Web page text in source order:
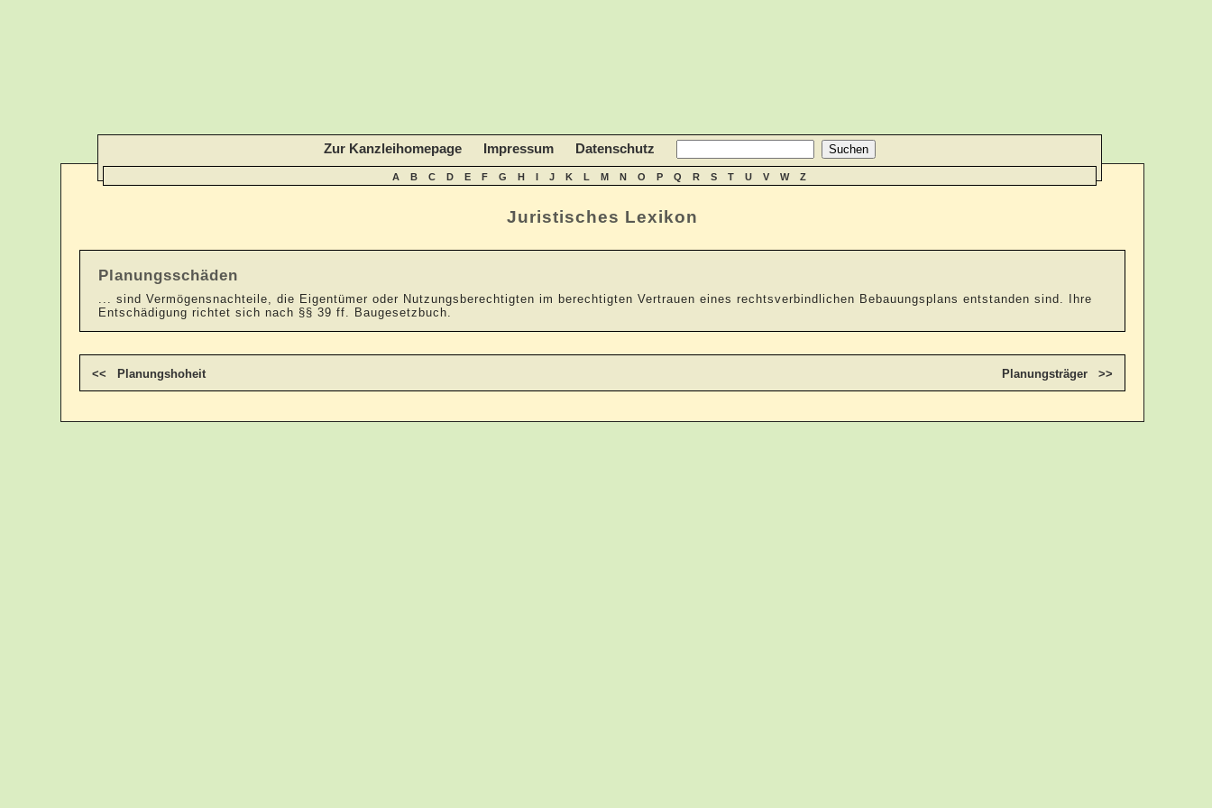
Juristisches Lexikon
Zur Kanzleihomepage Impressum Datenschutz
A B C D E F G H I J K L M N O P Q R S T U V W Z
Planungsschäden
... sind Vermögensnachteile, die Eigentümer oder Nutzungsberechtigten im berechtigten Vertrauen eines rechtsverbindlichen Bebauungsplans entstanden sind. Ihre
Entschädigung richtet sich nach §§ 39 ff. Baugesetzbuch.
<< Planungshoheit Planungsträger >>